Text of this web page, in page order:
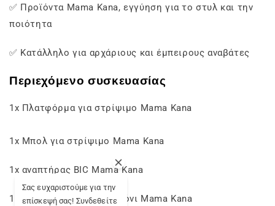
✅ Προϊόντα Mama Kana, εγγύηση για το στυλ και την
ποιότητα
✅ Κατάλληλο για αρχάριους και έμπειρους αναβάτες
Περιεχόμενο συσκευασίας
1x Πλατφόρμα για στρίψιμο Mama Kana
1x Μπολ για στρίψιμο Mama Kana
1x αναπτήρας BIC Mama Kana
1x Σετ φίλτρων από χαρτόνι Mama Kana
Σας ευχαριστούμε για την
επίσκεψή σας! Συνδεθείτε